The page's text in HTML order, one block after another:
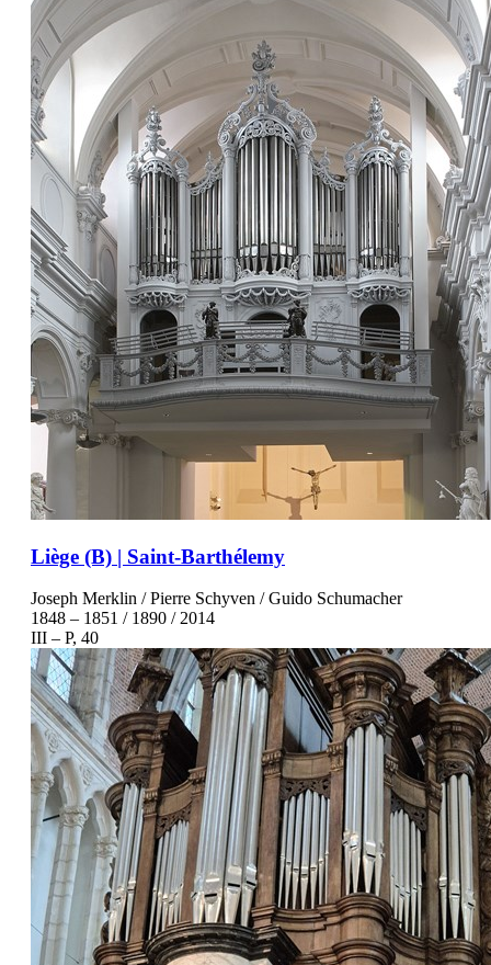
Liège (B) | Saint-Barthélemy
Joseph Merklin / Pierre Schyven / Guido Schumacher
1848 – 1851 / 1890 / 2014
III – P, 40